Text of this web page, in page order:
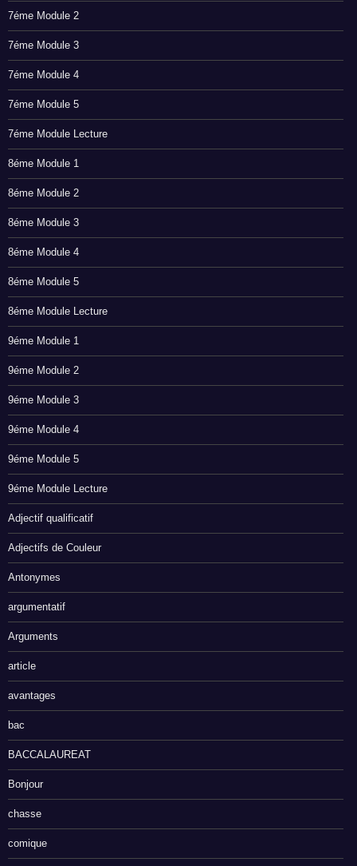
7éme Module 2
7éme Module 3
7éme Module 4
7éme Module 5
7éme Module Lecture
8éme Module 1
8éme Module 2
8éme Module 3
8éme Module 4
8éme Module 5
8éme Module Lecture
9éme Module 1
9éme Module 2
9éme Module 3
9éme Module 4
9éme Module 5
9éme Module Lecture
Adjectif qualificatif
Adjectifs de Couleur
Antonymes
argumentatif
Arguments
article
avantages
bac
BACCALAUREAT
Bonjour
chasse
comique